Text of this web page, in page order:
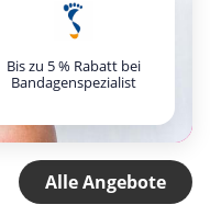
Bis zu 5 % Rabatt bei
Bandagenspezialist
Alle Angebote